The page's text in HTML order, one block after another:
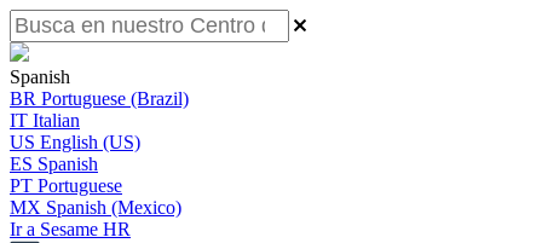
Spanish
BR Portuguese (Brazil)
IT Italian
US English (US)
ES Spanish
PT Portuguese
MX Spanish (Mexico)
Ir a Sesame HR